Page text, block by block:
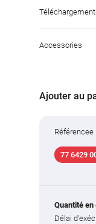
Accessories
Ajouter au
Référencee
77 6429
Quantité en
Délai